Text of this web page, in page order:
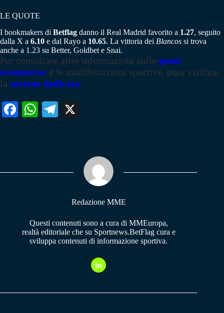
LE QUOTE
I bookmakers di Betflag danno il Real Madrid favorito a 1.27, seguito
dalla X a 6.10 e dal Rayo a 10.65. La vittoria dei Blancos si trova
anche a 1.23 su Better, Goldbet e Snai.
Per consultare altre informazioni sulle quote
scommesse e le manifestazioni sportive, puoi visitare
la sezione dedicata
Fa W
pp
Te
m
Redazione MME
Questi contenuti sono a cura di MMEuropa,
realtà editoriale che su Sportnews.BetFlag cura e
sviluppa contenuti di informazione sportiva.